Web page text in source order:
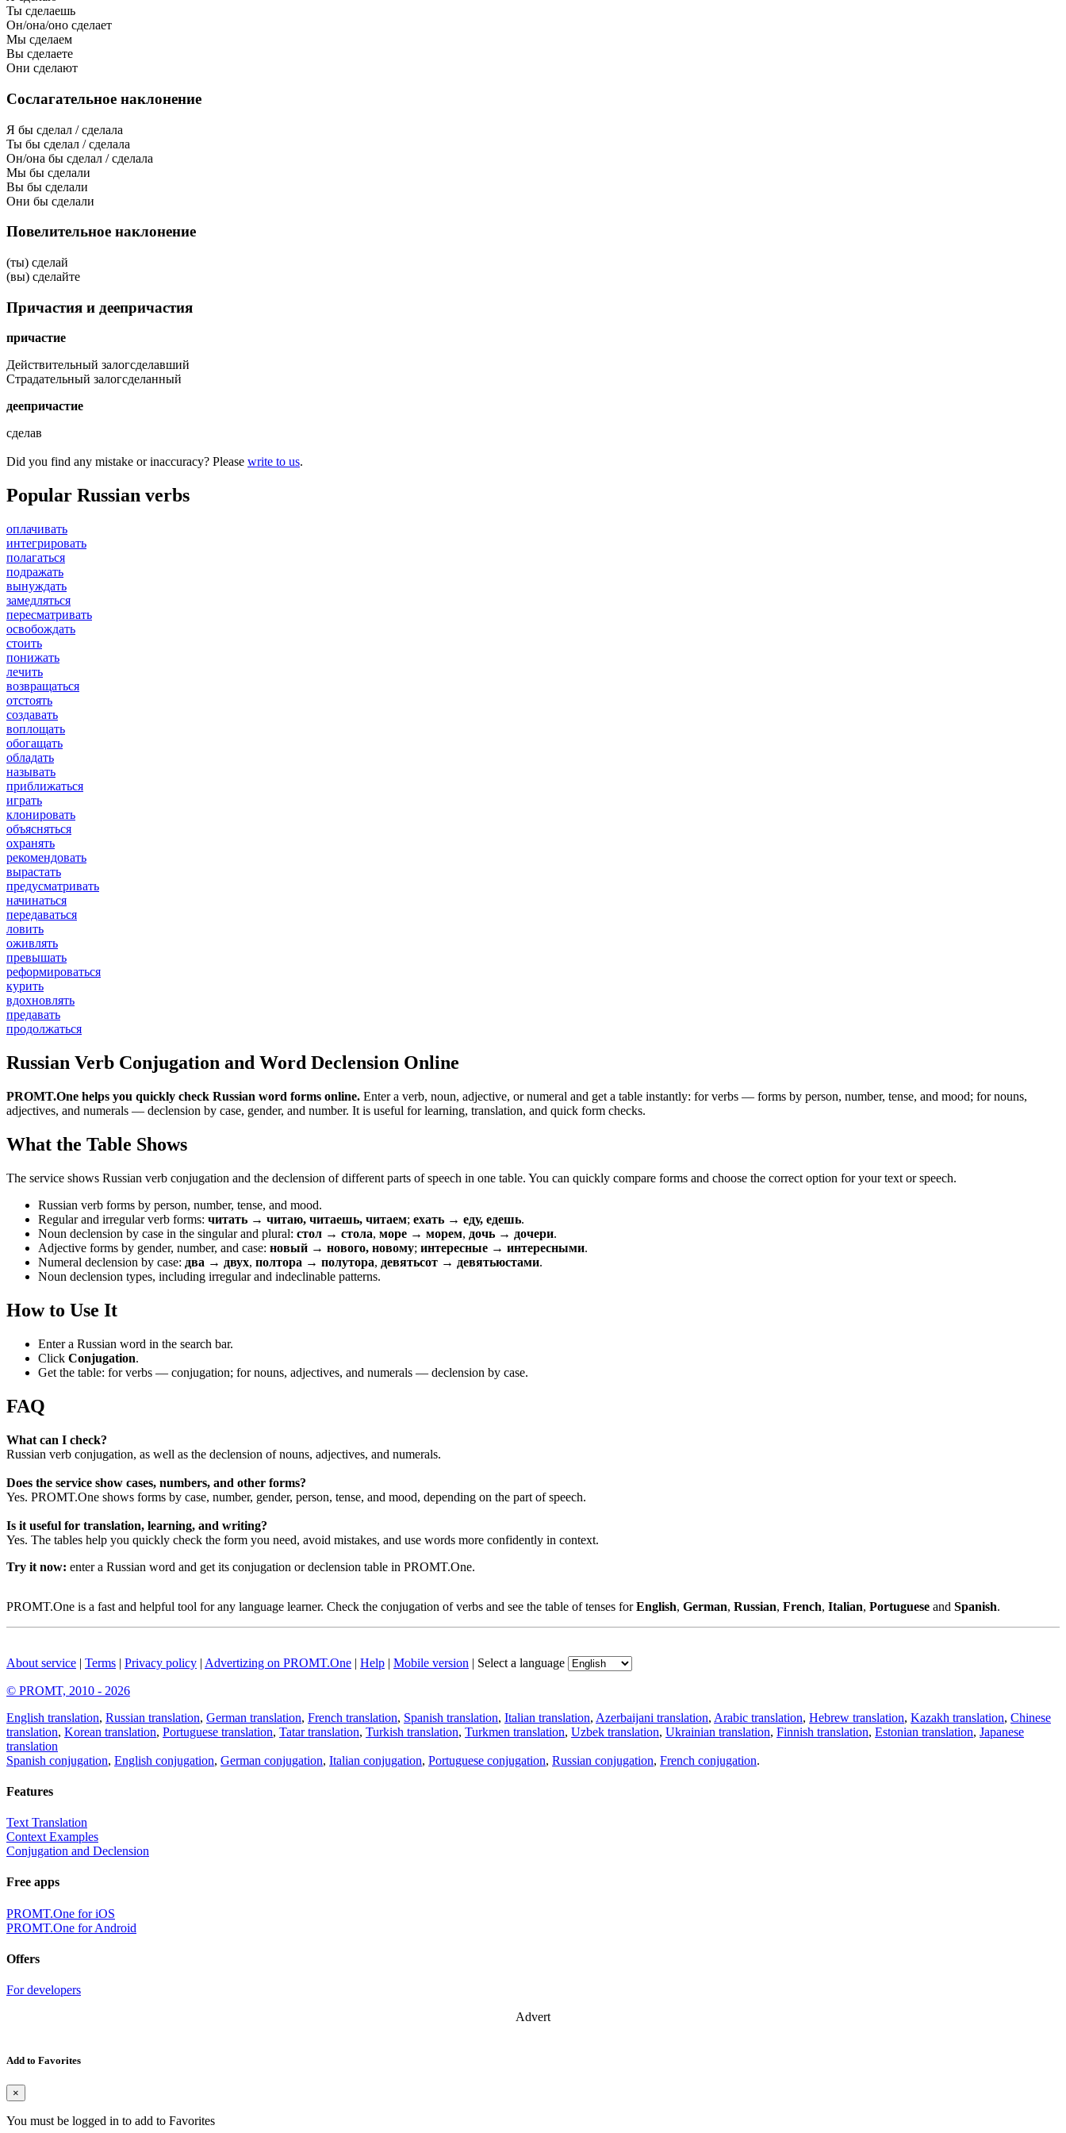
Ты сделаешь
Он/она/оно сделает
Мы сделаем
Вы сделаете
Они сделают
Сослагательное наклонение
Я бы сделал / сделала
Ты бы сделал / сделала
Он/она бы сделал / сделала
Мы бы сделали
Вы бы сделали
Они бы сделали
Повелительное наклонение
(ты) сделай
(вы) сделайте
Причастия и деепричастия
причастие
Действительный залогсделавший
Страдательный залогсделанный
деепричастие
сделав
Did you find any mistake or inaccuracy? Please write to us.
Popular Russian verbs
оплачивать
интегрировать
полагаться
подражать
вынуждать
замедляться
пересматривать
освобождать
стоить
понижать
лечить
возвращаться
отстоять
создавать
воплощать
обогащать
обладать
называть
приближаться
играть
клонировать
объясняться
охранять
рекомендовать
вырастать
предусматривать
начинаться
передаваться
ловить
оживлять
превышать
реформироваться
курить
вдохновлять
предавать
продолжаться
Russian Verb Conjugation and Word Declension Online
PROMT.One helps you quickly check Russian word forms online. Enter a verb, noun, adjective, or numeral and get a table instantly: for verbs — forms by person, number, tense, and mood; for nouns,
adjectives, and numerals — declension by case, gender, and number. It is useful for learning, translation, and quick form checks.
What the Table Shows
The service shows Russian verb conjugation and the declension of different parts of speech in one table. You can quickly compare forms and choose the correct option for your text or speech.
Russian verb forms by person, number, tense, and mood.
Regular and irregular verb forms: читать → читаю, читаешь, читаем; ехать → еду, едешь.
Noun declension by case in the singular and plural: стол → стола, море → морем, дочь → дочери.
Adjective forms by gender, number, and case: новый → нового, новому; интересные → интересными.
Numeral declension by case: два → двух, полтора → полутора, девятьсот → девятьюстами.
Noun declension types, including irregular and indeclinable patterns.
How to Use It
Enter a Russian word in the search bar.
Click Conjugation.
Get the table: for verbs — conjugation; for nouns, adjectives, and numerals — declension by case.
FAQ
What can I check?
Russian verb conjugation, as well as the declension of nouns, adjectives, and numerals.
Does the service show cases, numbers, and other forms?
Yes. PROMT.One shows forms by case, number, gender, person, tense, and mood, depending on the part of speech.
Is it useful for translation, learning, and writing?
Yes. The tables help you quickly check the form you need, avoid mistakes, and use words more confidently in context.
Try it now: enter a Russian word and get its conjugation or declension table in PROMT.One.
PROMT.One is a fast and helpful tool for any language learner. Check the conjugation of verbs and see the table of tenses forEnglish, German, Russian, French, Italian, Portuguese and Spanish.
About service | Terms | Privacy policy | Advertizing on PROMT.One | Help | Mobile version | Select a language
© PROMT, 2010 - 2026
English translation, Russian translation, German translation, French translation, Spanish translation, Italian translation, Azerbaijani translation, Arabic translation, Hebrew translation, Kazakh translation, Chinese
translation, Korean translation, Portuguese translation, Tatar translation, Turkish translation, Turkmen translation, Uzbek translation, Ukrainian translation, Finnish translation, Estonian translation, Japanese
translation
Spanish conjugation, English conjugation, German conjugation, Italian conjugation, Portuguese conjugation, Russian conjugation, French conjugation.
Features
Text Translation
Context Examples
Conjugation and Declension
Free apps
PROMT.One for iOS
PROMT.One for Android
Offers
For developers
Advert
Add to Favorites
×
You must be logged in to add to Favorites